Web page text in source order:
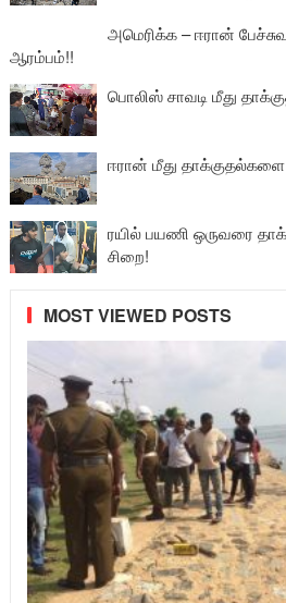
அமெரிக்க – ஈரான்
ஆரம்பம்!!
பொலிஸ் சாவடி மீது
ஈரான் மீது
ரயில் பயணி ஒருவரை
சிறை!
MOST VIEWED POSTS